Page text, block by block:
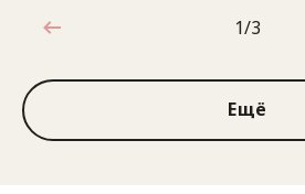
1 из 3
1/3
Ещё